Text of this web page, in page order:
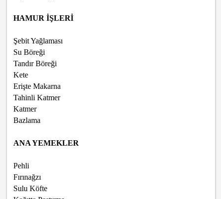
HAMUR İŞLERİ
Şebit Yağlaması
Su Böreği
Tandır Böreği
Kete
Erişte Makarna
Tahinli Katmer
Katmer
Bazlama
ANA YEMEKLER
Pehli
Fırınağzı
Sulu Köfte